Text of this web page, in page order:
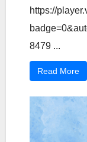
https://
8479 ...
Read More